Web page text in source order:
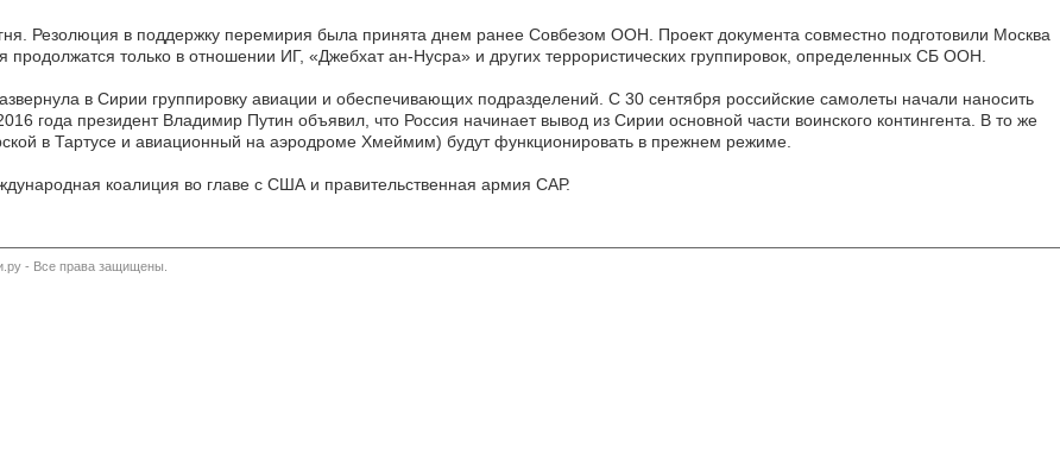
Резолюция в поддержку перемирия была принята днем ранее Совбезом ООН. Проект документа совместно подготовили Москва
только в отношении ИГ, «Джебхат ан-Нусра» и других террористических группировок, определенных СБ ООН.
в Сирии группировку авиации и обеспечивающих подразделений. С 30 сентября российские самолеты начали наносить
года президент Владимир Путин объявил, что Россия начинает вывод из Сирии основной части воинского контингента. В то же
в Тартусе и авиационный на аэродроме Хмеймим) будут функционировать в прежнем режиме.
коалиция во главе с США и правительственная армия САР.
- Все права защищены.